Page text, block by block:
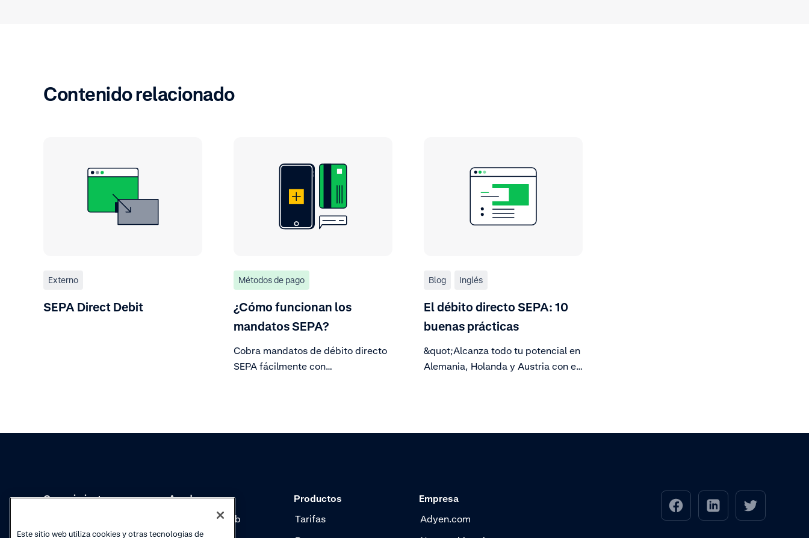
Contenido relacionado
Externo
SEPA Direct Debit
Métodos de pago
¿Cómo funcionan los
mandatos SEPA?
Cobra mandatos de débito directo
SEPA fácilmente con
Blog Inglés
El débito directo SEPA: 10
buenas prácticas
&quot;Alcanza todo tu potencial en
Alemania, Holanda y Austria con el
Conocimientos
Academy
Seminarios web
Productos
Tarifas
Empresa
Adyen.com
Este sitio web utiliza cookies y otras tecnologías de